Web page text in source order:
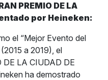
PREMIO DE LA
por Heineken:
el “Mejor Evento del
a 2019), el
DE LA CIUDAD DE
ha demostrado